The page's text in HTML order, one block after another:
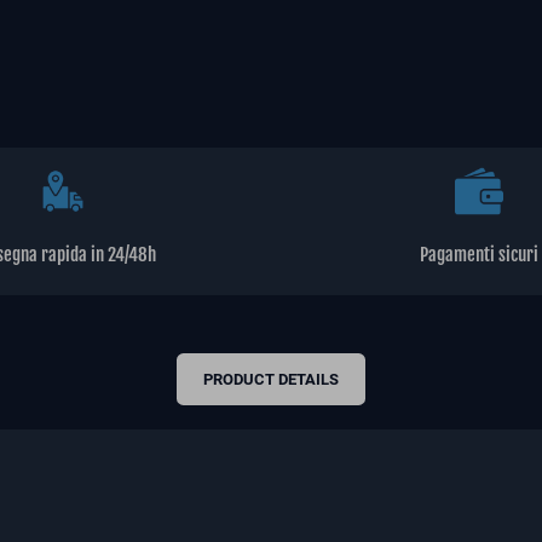
rapida in 24/48h Pagamenti sicuri
PRODUCT DETAILS